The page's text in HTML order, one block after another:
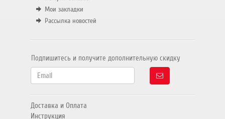
Мои закладки
Рассылка новостей
Подпишитесь и получите дополнительную скидку
Доставка и Оплата
Инструкция